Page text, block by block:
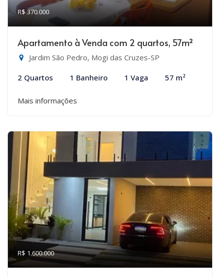
R$ 370.000
Apartamento à Venda com 2 quartos, 57m²
Jardim São Pedro, Mogi das Cruzes-SP
2 Quartos 1 Banheiro 1 Vaga 57 m²
Mais informações
R$ 1.600.000